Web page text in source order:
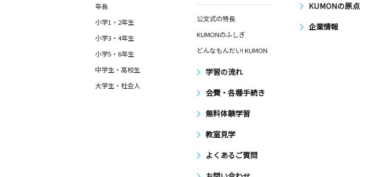
年長
小学1・2年生
小学3・4年生
小学5・6年生
中学生・高校生
大学生・社会人
公文式の特長
KUMONのふしぎ
どんなもんだい! KUMON
学習の流れ
会費・各種手続き
無料体験学習
教室見学
よくあるご質問
KUMONの原点
企業情報